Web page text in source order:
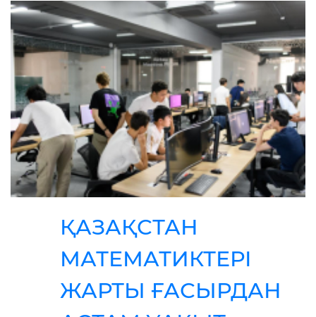
ҚАЗАҚСТАН
МАТЕМАТИКТЕРІ
ЖАРТЫ ҒАСЫРДАН